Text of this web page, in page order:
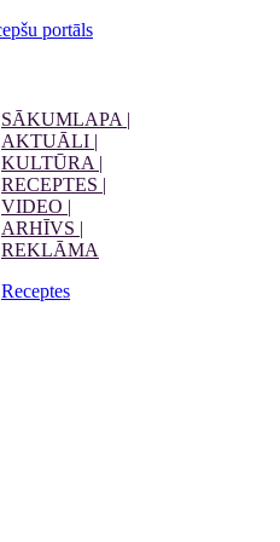
SĀKUMLAPA |
AKTUĀLI |
KULTŪRA |
RECEPTES |
VIDEO |
ARHĪVS |
REKLĀMA
Receptes